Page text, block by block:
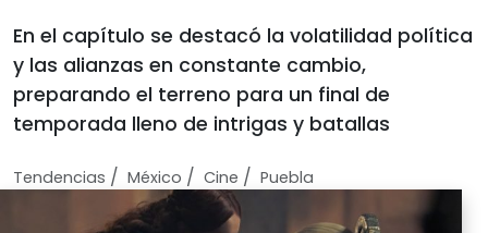
En el capítulo se destacó la volatilidad política
y las alianzas en constante cambio,
preparando el terreno para un final de
temporada lleno de intrigas y batallas
Tendencias / México / Cine / Puebla